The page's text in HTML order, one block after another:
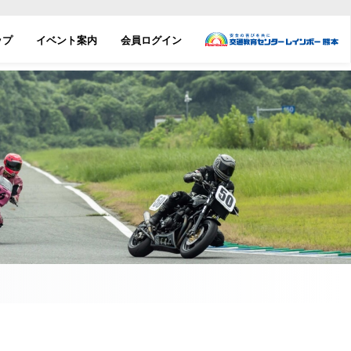
イベント案内 会員ログイン